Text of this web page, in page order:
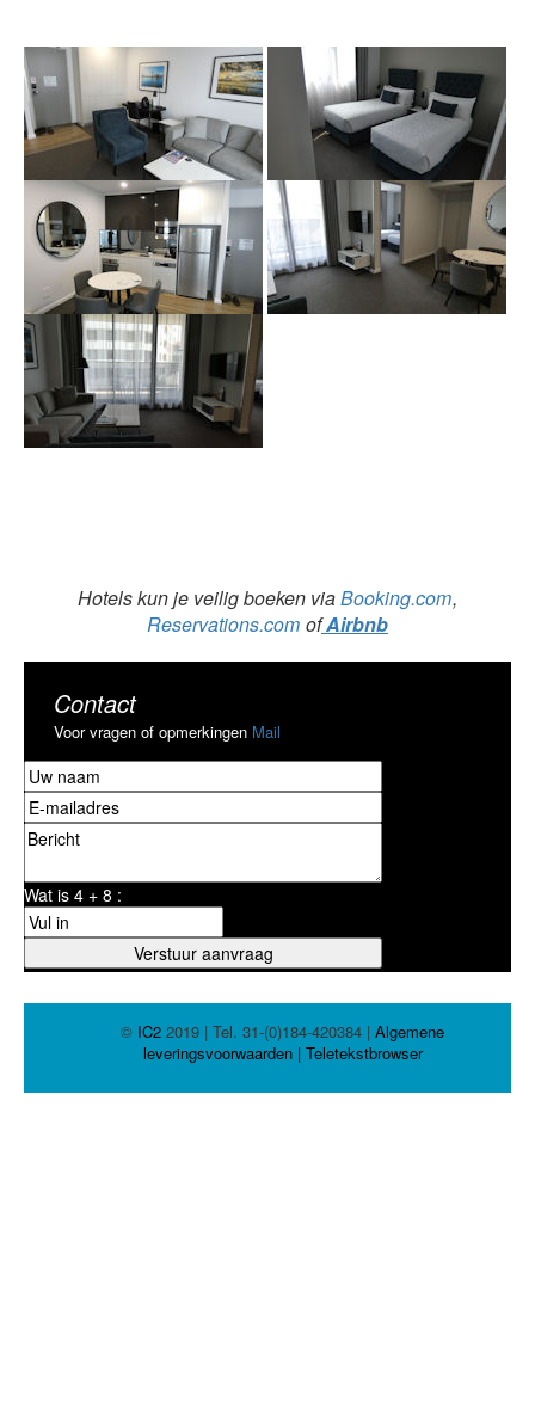
Hotels kun je veilig boeken viaBooking.com,
Reservations.com ofAirbnb
Contact
Voor vragen of opmerkingen Mail
Wat is 4 + 8 :
© IC2 2019 | Tel. 31-(0)184-420384 | Algemene
leveringsvoorwaarden | Teletekstbrowser